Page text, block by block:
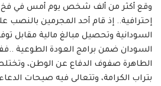
وقع أكثر من ألف شخص يوم أمس في فخ
إحترافية.. إذ قام أحد المجرمين بالنصب
السودانية وتحصيل مبالغ مالية مقابل
السودان ضمن برامج العودة الطوعية
الطاهرة صفوف الدفاع عن الوطن،
بتراب الكرامة، وتتعالى فيه صيحات